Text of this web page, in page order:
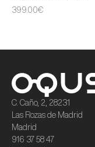
399.00€
C. Caño, 2, 28231
Las Rozas de Madrid
Madrid
916 37 58 47​